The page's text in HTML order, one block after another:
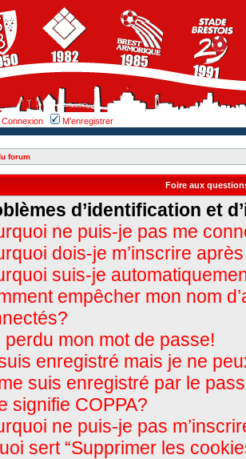
Connexion M’enregistrer
forum
Foire aux
d’identification et
ne puis-je pas me
dois-je m’inscrire
suis-je
empêcher mon nom
perdu mon mot de passe!
enregistré mais je ne
suis enregistré par le
signifie COPPA?
ne puis-je pas
sert “Supprimer les